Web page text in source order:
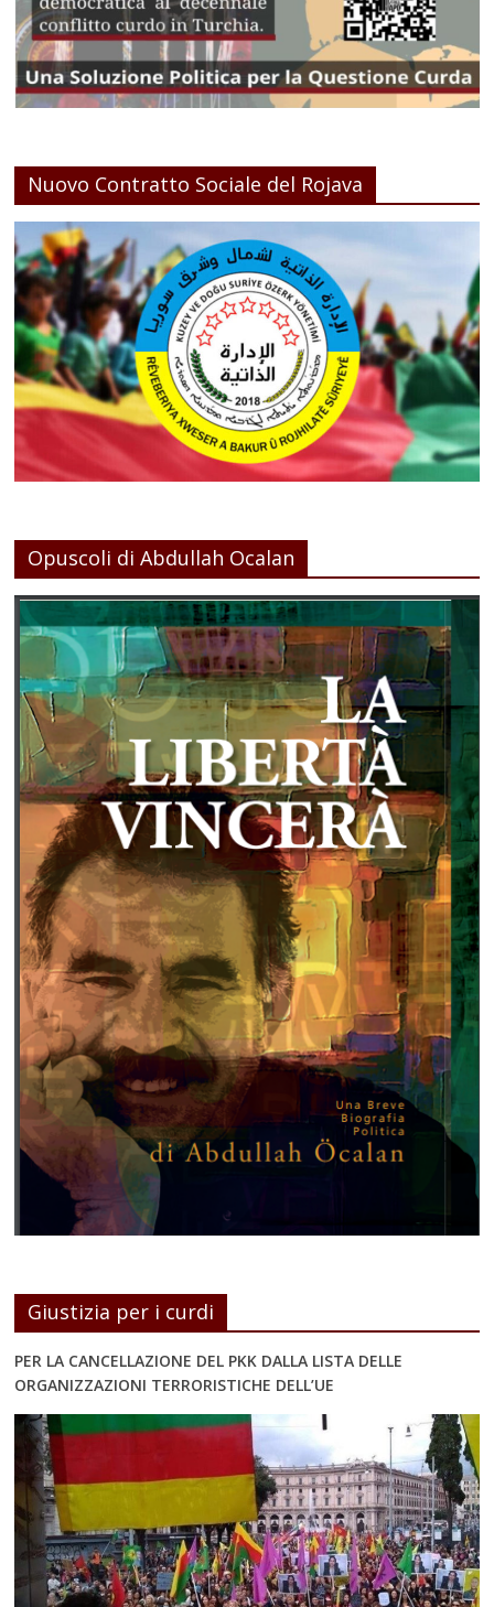
Nuovo Contratto Sociale del Rojava
Opuscoli di Abdullah Ocalan
Giustizia per i curdi
PER LA CANCELLAZIONE DEL PKK DALLA LISTA DELLE
ORGANIZZAZIONI TERRORISTICHE DELL’UE